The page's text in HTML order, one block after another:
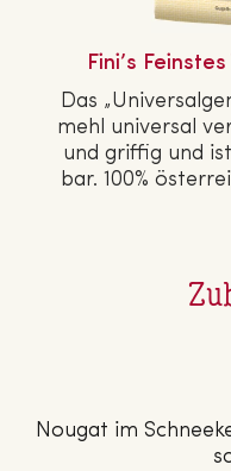
Nougat im
Fini’s
Das
mehl universal
und griffig und
bar. 100%